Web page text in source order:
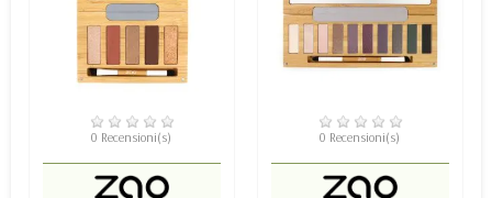
NON DISPONIBILE
0 Recensioni(s)
DISPONIBILE
0 Recensioni(s)